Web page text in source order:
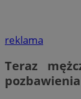
reklama
Teraz